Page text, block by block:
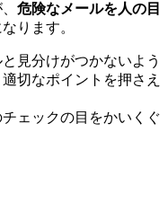
危険なメールを人の目
ります。
見分けがつかないよう
切なポイントを押さえ
ェックの目をかいくぐ